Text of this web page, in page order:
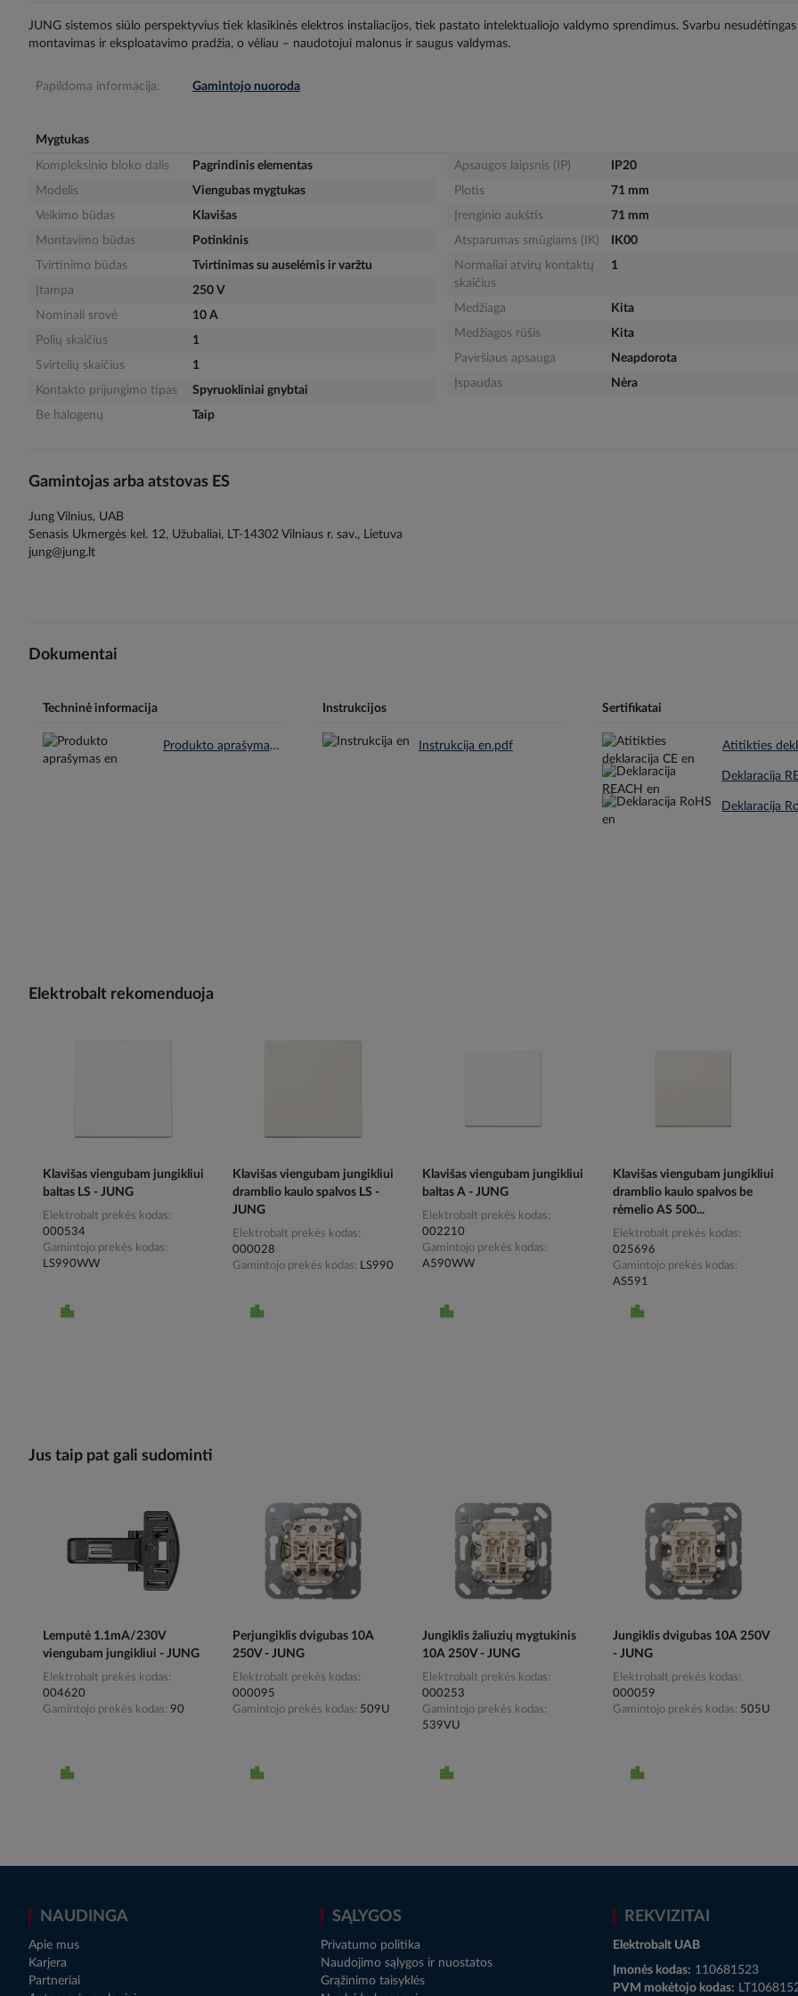
JUNG sistemos siūlo perspektyvius tiek klasikinės elektros instaliacijos, tiek pastato intelektualiojo valdymo sprendimus. Svarbu nesudėtingas
montavimas ir eksploatavimo pradžia, o vėliau – naudotojui malonus ir saugus valdymas.
Papildoma informacija: Gamintojo nuoroda
Mygtukas
Kompleksinio bloko dalis
Pagrindinis elementas
Modelis
Viengubas mygtukas
Veikimo būdas
Klavišas
Montavimo būdas
Potinkinis
Tvirtinimo būdas
Tvirtinimas su auselėmis ir varžtu
Įtampa
250 V
Nominali srovė
10 A
Polių skaičius
1
Svirtelių skaičius
1
Kontakto prijungimo tipas
Spyruokliniai gnybtai
Be halogenų
Taip
Apsaugos laipsnis (IP)
IP20
Plotis
71 mm
Įrenginio aukštis
71 mm
Atsparumas smūgiams (IK)
IK00
Normaliai atvirų kontaktų
skaičius
1
Medžiaga
Kita
Medžiagos rūšis
Kita
Paviršiaus apsauga
Neapdorota
Įspaudas
Nėra
Gamintojas arba atstovas ES
Jung Vilnius, UAB
Senasis Ukmergės kel. 12, Užubaliai, LT-14302 Vilniaus r. sav., Lietuva
jung@jung.lt
Dokumentai
Techninė informacija
Produkto aprašymas en.pdf
Instrukcijos
Instrukcija en.pdf
Sertifikatai
Elektrobalt rekomenduoja
Klavišas viengubam jungikliui
baltas LS - JUNG
Elektrobalt prekės kodas
000534
Gamintojo prekės kodas
LS990WW
Klavišas viengubam jungikliui
dramblio kaulo spalvos LS -
JUNG
Elektrobalt prekės kodas
000028
Gamintojo prekės kodas
LS990
Klavišas viengubam jungikliui
baltas A - JUNG
Elektrobalt prekės kodas
002210
Gamintojo prekės kodas
A590WW
Klavišas viengubam jungikliui
dramblio kaulo spalvos be
rėmelio AS 500...
Elektrobalt prekės kodas
025696
Gamintojo prekės kodas
AS591
Jus taip pat gali sudominti
Lemputė 1.1mA/230V
viengubam jungikliui - JUNG
Elektrobalt prekės kodas
004620
Gamintojo prekės kodas 90
Perjungiklis dvigubas 10A
250V - JUNG
Elektrobalt prekės kodas
000095
Gamintojo prekės kodas
509U
Jungiklis žaliuzių mygtukinis
10A 250V - JUNG
Elektrobalt prekės kodas
000253
Gamintojo prekės kodas
539VU
Jungiklis dvigubas 10A 250V
- JUNG
Elektrobalt prekės kodas
000059
Gamintojo prekės kodas
505U
NAUDINGA
Apie mus
Karjera
Partneriai
SĄLYGOS
Privatumo politika
Naudojimo sąlygos ir nuostatos
Grąžinimo taisyklės
REKVIZITAI
Elektrobalt UAB
Įmonės kodas: 110681523
PVM mokėtojo kodas: